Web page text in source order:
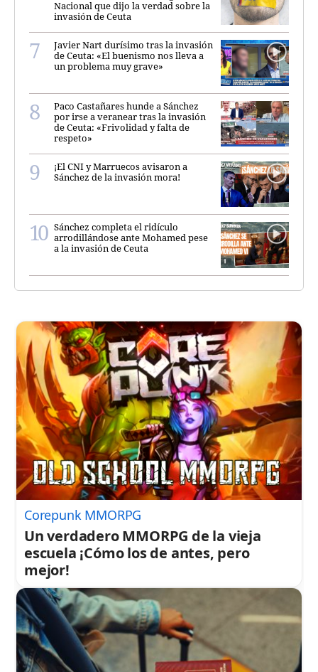
Nacional que dijo la verdad sobre la
invasión de Ceuta
Javier Nart durísimo tras la invasión
de Ceuta: «El buenismo nos lleva a
un problema muy grave»
Paco Castañares hunde a Sánchez
por irse a veranear tras la invasión
de Ceuta: «Frivolidad y falta de
respeto»
¡El CNI y Marruecos avisaron a
Sánchez de la invasión mora!
Sánchez completa el ridículo
arrodillándose ante Mohamed pese
a la invasión de Ceuta
Corepunk MMORPG
Un verdadero MMORPG de la vieja
escuela ¡Cómo los de antes, pero
mejor!